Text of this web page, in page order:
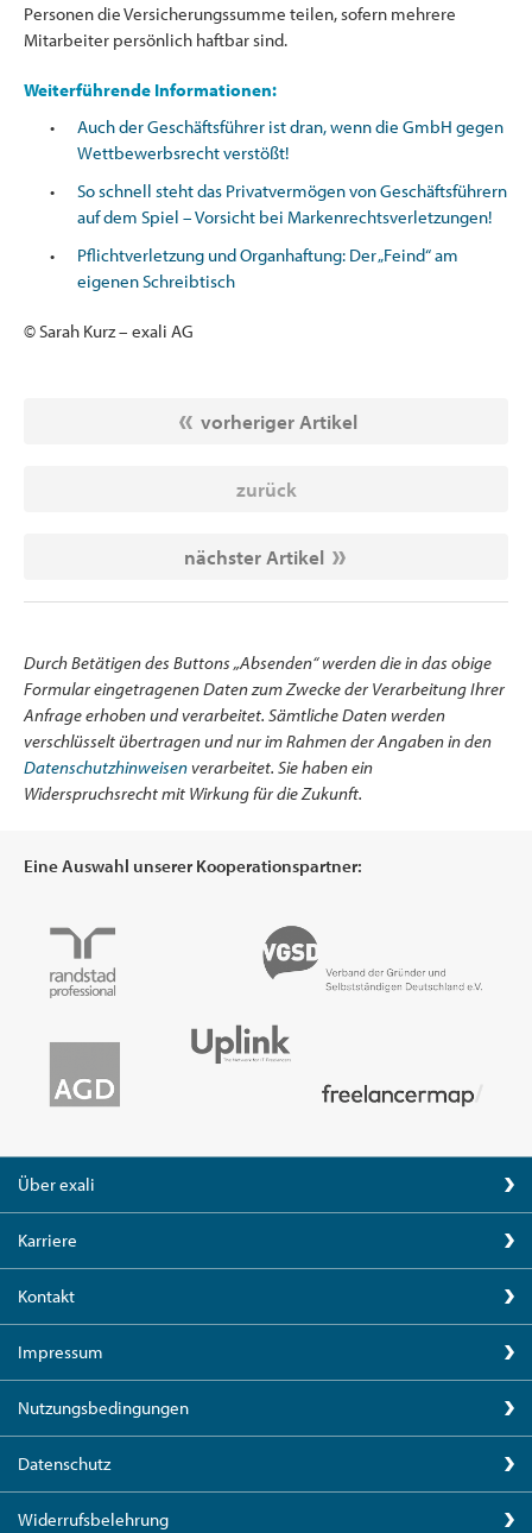
Personen die Versicherungssumme teilen, sofern mehrere
Mitarbeiter persönlich haftbar sind.
Weiterführende Informationen:
Auch der Geschäftsführer ist dran, wenn die GmbH gegen
Wettbewerbsrecht verstößt!
So schnell steht das Privatvermögen von Geschäftsführern
auf dem Spiel – Vorsicht bei Markenrechtsverletzungen!
Pflichtverletzung und Organhaftung: Der „Feind“ am
eigenen Schreibtisch
© Sarah Kurz – exali AG
vorheriger Artikel
zurück
nächster Artikel
Durch Betätigen des Buttons „Absenden“ werden die in das obige
Formular eingetragenen Daten zum Zwecke der Verarbeitung Ihrer
Anfrage erhoben und verarbeitet. Sämtliche Daten werden
verschlüsselt übertragen und nur im Rahmen der Angaben in den
Datenschutzhinweisenverarbeitet. Sie haben ein
Widerspruchsrecht mit Wirkung für die Zukunft.
Eine Auswahl unserer Kooperationspartner:
Über exali
Karriere
Kontakt
Impressum
Nutzungsbedingungen
Datenschutz
Widerrufsbelehrung